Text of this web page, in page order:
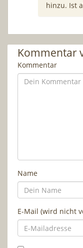
hinzu. Ist
Kommentar
Kommentar
Name
E-Mail (wird nicht